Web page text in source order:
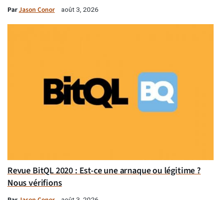
ParJason Conor août 3, 2026
Revue BitQL 2020 : Est-ce une arnaque ou légitime ?
Nous vérifions